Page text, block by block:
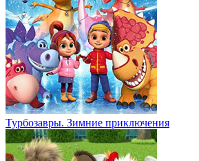
Турбозавры. Зимние приключения